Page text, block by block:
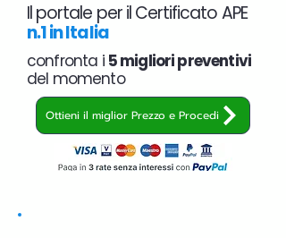
Il portale per il Certificato APE
n.1 in Italia
confronta i 5 migliori preventivi
del momento
Ottieni il miglior Prezzo e Procedi